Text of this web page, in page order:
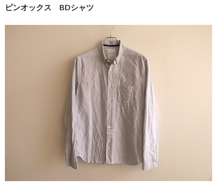
ピンオックス BDシャツ